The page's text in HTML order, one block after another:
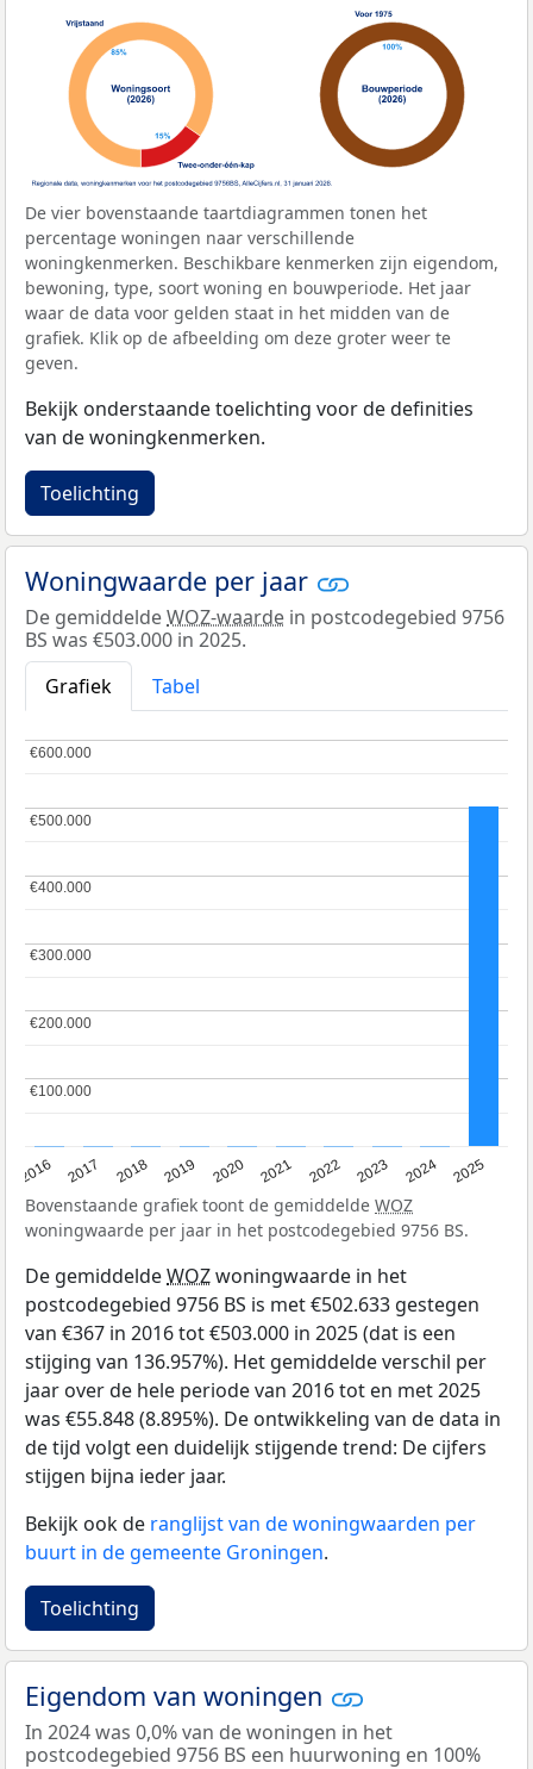
De vier bovenstaande taartdiagrammen tonen het
percentage woningen naar verschillende
woningkenmerken. Beschikbare kenmerken zijn eigendom,
bewoning, type, soort woning en bouwperiode. Het jaar
waar de data voor gelden staat in het midden van de
grafiek. Klik op de afbeelding om deze groter weer te
geven.
Bekijk onderstaande toelichting voor de definities
van de woningkenmerken.
Toelichting
Woningwaarde per jaar
De gemiddeldeWOZ-waarde in postcodegebied 9756
BS was €503.000 in 2025.
Grafiek
Tabel
2016 2017 2018 2019 2020 2021 2022 2023 2024 2025
€100.000
€100.000
€200.000
€200.000
€300.000
€300.000
€400.000
€400.000
€500.000
€500.000
€600.000
€600.000
Bovenstaande grafiek toont de gemiddelde WOZ
woningwaarde per jaar in het postcodegebied 9756 BS.
De gemiddeldeWOZwoningwaarde in het
postcodegebied 9756 BS is met €502.633 gestegen
van €367 in 2016 tot €503.000 in 2025 (dat is een
stijging van 136.957%). Het gemiddelde verschil per
jaar over de hele periode van 2016 tot en met 2025
was €55.848 (8.895%). De ontwikkeling van de data in
de tijd volgt een duidelijk stijgende trend: De cijfers
stijgen bijna ieder jaar.
Bekijk ook de ranglijst van de woningwaarden per
buurt in de gemeente Groningen.
Toelichting
Eigendom van woningen
In 2024 was 0,0% van de woningen in het
postcodegebied 9756 BS een huurwoning en 100%